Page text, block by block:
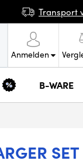
Transport
Anmelden
B-WARE
SET